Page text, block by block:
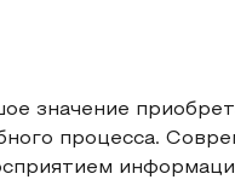
значение
процесса.